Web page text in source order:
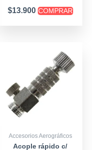
$13.900 COMPRAR
Accesorios Aerográficos
Acople rápido c/